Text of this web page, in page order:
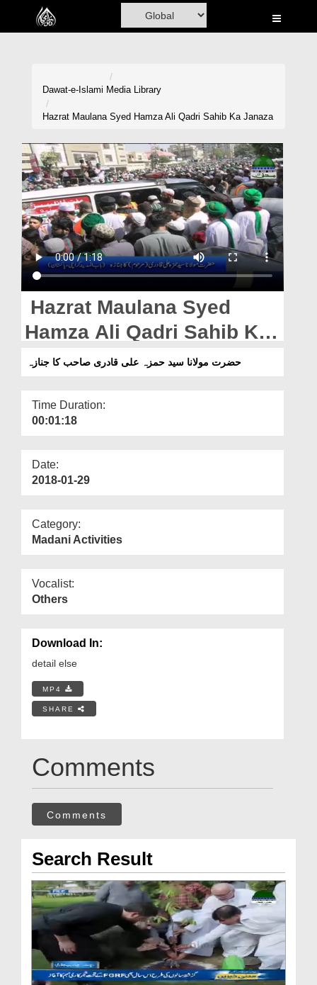
Home
Volunteer Portal
Rohani Ilaj
Donation
Blog
Magazine
Dawat-e-Islami Media Library
Hazrat Maulana Syed Hamza Ali Qadri Sahib Ka Janaza
Hazrat Maulana Syed
Hamza Ali Qadri Sahib Ka
Janaza
حضرت مولانا سید حمزہ علی قادری صاحب کا جنازہ
Time Duration:
00:01:18
Date:
2018-01-29
Category:
Madani Activities
Vocalist:
Others
Download In:
detail else
MP4
SHARE
Comments
Comments
Search Result